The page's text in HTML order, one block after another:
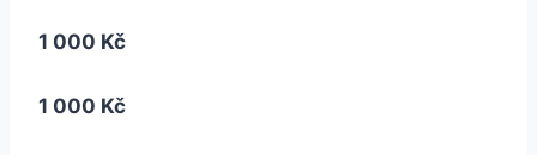
1 000 Kč
1 000 Kč